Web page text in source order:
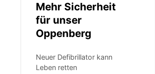
Mehr Sicherheit
für unser
Oppenberg
Neuer Defibrillator kann
Leben retten